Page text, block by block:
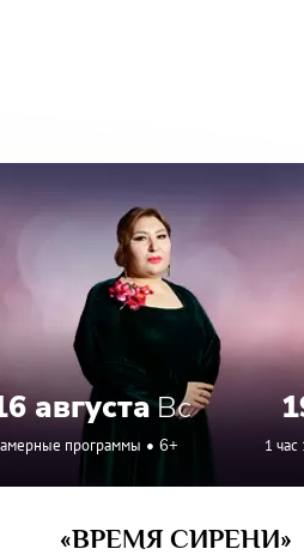
августаВс
программы 6+ 1 час
«ВРЕМЯ СИРЕНИ»